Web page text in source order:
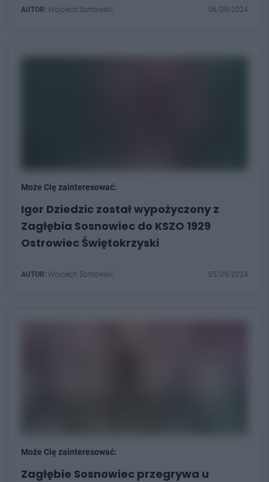
AUTOR: Wojciech Sontowski 06/09/2024
Może Cię zainteresować:
Igor Dziedzic został wypożyczony z
Zagłębia Sosnowiec do KSZO 1929
Ostrowiec Świętokrzyski
AUTOR: Wojciech Sontowski 05/09/2024
Może Cię zainteresować:
Zagłębie Sosnowiec przegrywa u